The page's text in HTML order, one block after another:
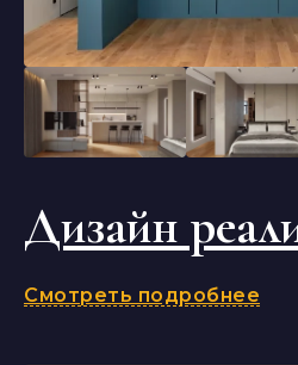
Дизайн
Смотреть подробнее